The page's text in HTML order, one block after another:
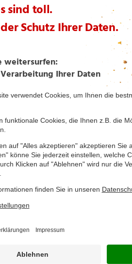
Angebotspreis wird am
bekanntgegeben.
Sie auf unseren
Rückverfolgungssystem.